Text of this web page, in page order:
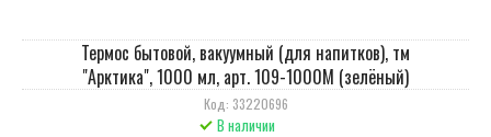
Термос бытовой, вакуумный (для напитков), тм
"Арктика", 1000 мл, арт. 109-1000М (зелёный)
Код: 33220696
В наличии